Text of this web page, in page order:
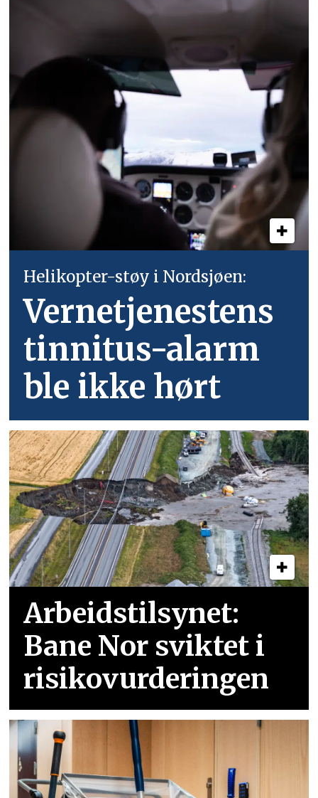
Helikopter-støy i Nordsjøen:
Vernetjenestens
tinnitus-alarm
ble ikke hørt
Arbeidstilsynet:
Bane Nor sviktet i
risikovurderingen